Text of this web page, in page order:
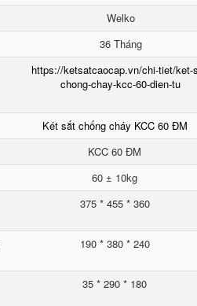
Welko
36 Tháng
https://ketsatcaocap.vn/chi-tiet/ket-
chong-chay-kcc-60-dien-tu
Két sắt chống cháy KCC 60 ĐM
KCC 60 ĐM
60 ± 10kg
375 * 455 * 360
190 * 380 * 240
35 * 290 * 180